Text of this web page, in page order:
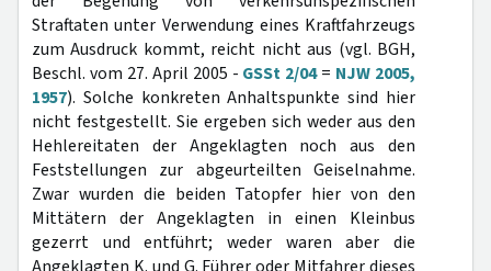
Straftaten unter Verwendung eines Kraftfahrzeugs
zum Ausdruck kommt, reicht nicht aus (vgl. BGH,
Beschl. vom 27. April 2005 - GSSt 2/04= NJW 2005,
1957). Solche konkreten Anhaltspunkte sind hier
nicht festgestellt. Sie ergeben sich weder aus den
Hehlereitaten der Angeklagten noch aus den
Feststellungen zur abgeurteilten Geiselnahme.
Zwar wurden die beiden Tatopfer hier von den
Mittätern der Angeklagten in einen Kleinbus
gezerrt und entführt; weder waren aber die